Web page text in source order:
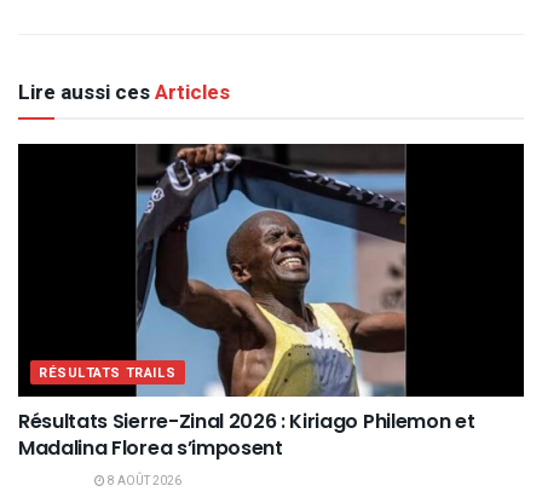
Lire aussi cesArticles
RÉSULTATS TRAILS
Résultats Sierre-Zinal 2026 : Kiriago Philemon et
Madalina Florea s’imposent
8 AOÛT 2026